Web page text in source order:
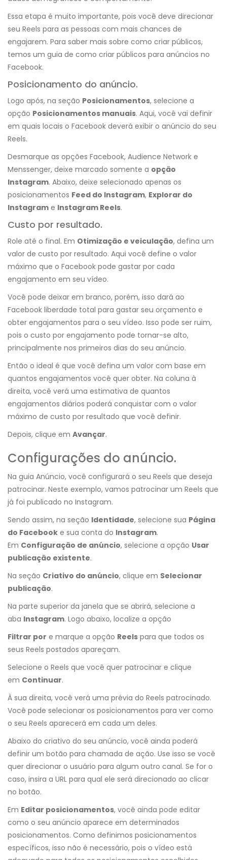
Essa etapa é muito importante, pois você deve direcionar
seu Reels para as pessoas com mais chances de
engajarem. Para saber mais sobre como criar públicos,
temos um guia de como criar públicos para anúncios no
Facebook.
Posicionamento do anúncio.
Logo após, na seção Posicionamentos, selecione a
opção Posicionamentos manuais. Aqui, você vai definir
em quais locais o Facebook deverá exibir o anúncio do seu
Reels.
Desmarque as opções Facebook, Audience Network e
Menssenger, deixe marcado somente a opção
Instagram. Abaixo, deixe selecionado apenas os
posicionamentos Feed do Instagram, Explorar do
Instagram e Instagram Reels.
Custo por resultado.
Role até o final. Em Otimização e veiculação, defina um
valor de custo por resultado. Aqui você define o valor
máximo que o Facebook pode gastar por cada
engajamento em seu vídeo.
Você pode deixar em branco, porém, isso dará ao
Facebook liberdade total para gastar seu orçamento e
obter engajamentos para o seu vídeo. Isso pode ser ruim,
pois o custo por engajamento pode tornar-se alto,
principalmente nos primeiros dias do seu anúncio.
Então o ideal é que você defina um valor com base em
quantos engajamentos você quer obter. Na coluna à
direita, você verá uma estimativa de quantos
engajamentos diários poderá conquistar com o valor
máximo de custo por resultado que você definir.
Depois, clique em Avançar.
Configurações do anúncio.
Na guia Anúncio, você configurará o seu Reels que deseja
patrocinar. Neste exemplo, vamos patrocinar um Reels que
já foi publicado no Instagram.
Sendo assim, na seção Identidade, selecione sua Página
do Facebook e sua conta do Instagram.
Em Configuração de anúncio, selecione a opção Usar
publicação existente.
Na seção Criativo do anúncio, clique em Selecionar
publicação.
Na parte superior da janela que se abrirá, selecione a
aba Instagram. Logo abaixo, localize a opção
Filtrar por e marque a opção Reels para que todos os
seus Reels postados apareçam.
Selecione o Reels que você quer patrocinar e clique
em Continuar.
À sua direita, você verá uma prévia do Reels patrocinado.
Você pode selecionar os posicionamentos para ver como
o seu Reels aparecerá em cada um deles.
Abaixo do criativo do seu anúncio, você ainda poderá
definir um botão para chamada de ação. Use isso se você
quer direcionar o usuário para algum outro canal. Se for o
caso, insira a URL para qual ele será direcionado ao clicar
no botão.
Em Editar posicionamentos, você ainda pode editar
como o seu anúncio aparece em determinados
posicionamentos. Como definimos posicionamentos
específicos, isso não é necessário, pois o vídeo está